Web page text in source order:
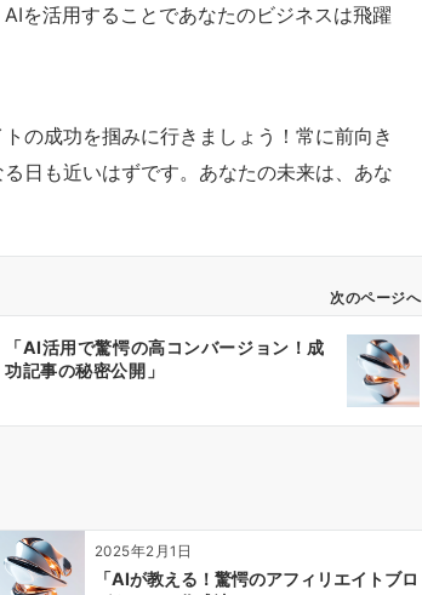
を活用することであなたのビジネスは飛躍
の成功を掴みに行きましょう！常に前向き
日も近いはずです。あなたの未来は、あな
次のページへ
「AI活用で驚愕の高コンバージョン！成
功記事の秘密公開」
2025年2月1日
「AIが教える！驚愕のアフィリエイトブロ